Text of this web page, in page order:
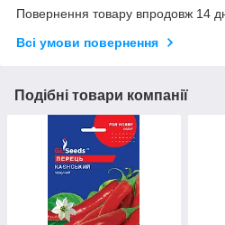
Повернення товару впродовж 14
Всі умови повернення
Подібні товари компанії